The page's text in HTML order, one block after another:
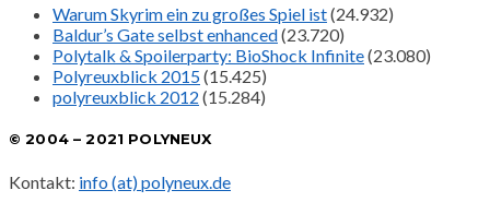
Warum Skyrim ein zu großes Spiel ist(24.932)
Baldur’s Gate selbst enhanced(23.720)
Polytalk & Spoilerparty: BioShock Infinite(23.080)
Polyreuxblick 2015(15.425)
polyreuxblick 2012 (15.284)
© 2004 – 2021 POLYNEUX
Kontakt: info (at) polyneux.de